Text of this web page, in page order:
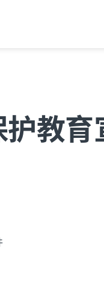
教